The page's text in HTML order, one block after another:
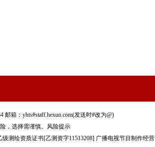
箱：yhts#staff.hexun.com(发送时#改为@)
，选择需谨慎。
风险提示
级测绘资质证书[乙测资字11513208] 广播电视节目制作经营